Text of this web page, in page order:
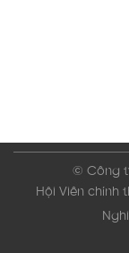
© Công
Hội Viên chính